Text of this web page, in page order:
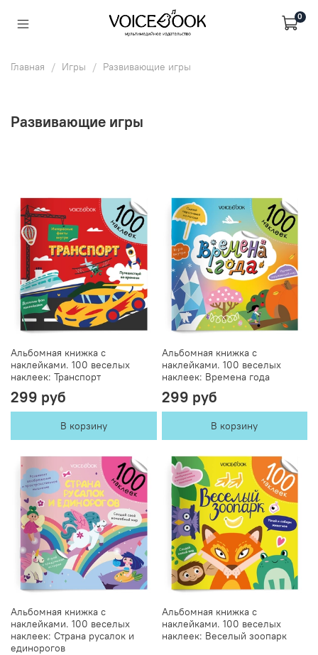
0
Главная Игры Развивающие игры
Развивающие игры
Альбомная книжка с
наклейками. 100 веселых
наклеек: Транспорт
299 руб
В корзину
Альбомная книжка с
наклейками. 100 веселых
наклеек: Времена года
299 руб
В корзину
Альбомная книжка с
наклейками. 100 веселых
наклеек: Страна русалок и
единорогов
Альбомная книжка с
наклейками. 100 веселых
наклеек: Веселый зоопарк